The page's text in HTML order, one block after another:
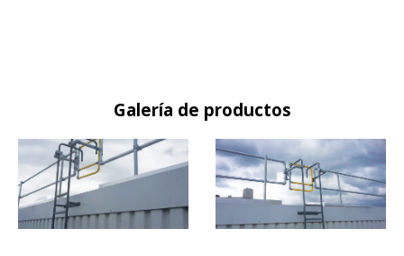
Galería de productos